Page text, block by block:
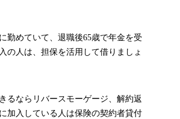
勤めていて、退職後65歳で年金を受
の人は、担保を活用して借りましょ
るならリバースモーゲージ、解約返
加入している人は保険の契約者貸付